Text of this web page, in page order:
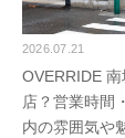
2026.07.21
OVERRIDE
店？営業時間
内の雰囲気や